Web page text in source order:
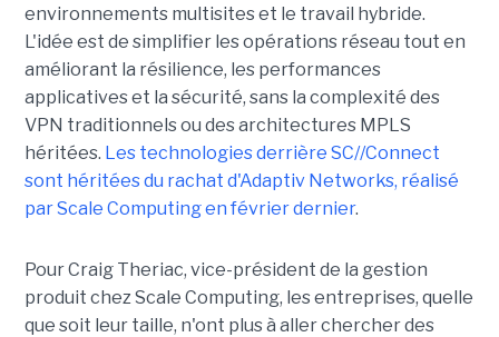
environnements multisites et le travail hybride.
L'idée est de simplifier les opérations réseau tout en
améliorant la résilience, les performances
applicatives et la sécurité, sans la complexité des
VPN traditionnels ou des architectures MPLS
héritées. Les technologies derrière SC//Connect
sont héritées du rachat d'Adaptiv Networks, réalisé
par Scale Computing en février dernier.
Pour Craig Theriac, vice-président de la gestion
produit chez Scale Computing, les entreprises, quelle
que soit leur taille, n'ont plus à aller chercher des